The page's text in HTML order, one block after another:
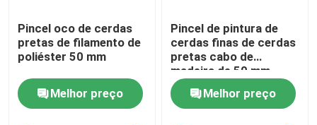
Pincel oco de cerdas
pretas de filamento de
poliéster 50 mm
Melhor preço
Pincel de pintura de
cerdas finas de cerdas
pretas cabo de
madeira de 50 mm
Melhor preço